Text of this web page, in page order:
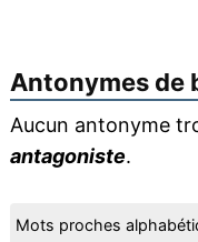
Antonymes de
Aucun antonyme
antagoniste.
Mots proches